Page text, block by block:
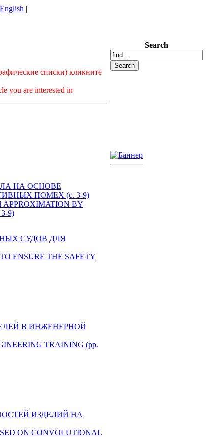
English |
списки) кликните
you are interested in
НА ОСНОВЕ
ПОМЕХ (с. 3-9)
APPROXIMATION BY
9)
СУДОВ ДЛЯ
ENSURE THE SAFETY
В ИНЖЕНЕРНОЙ
TRAINING (pp.
ИЗДЕЛИЙ НА
ON CONVOLUTIONAL
Search